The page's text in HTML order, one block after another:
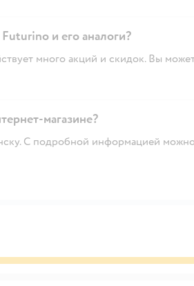
и его аналоги?
много акций и скидок. Вы
магазине?
С подробной информацией можно